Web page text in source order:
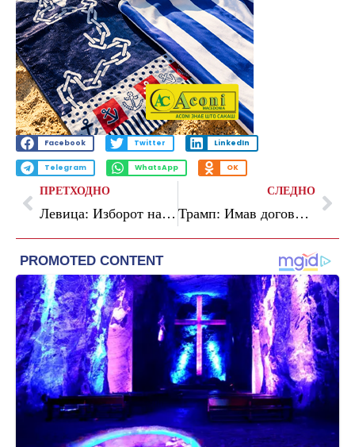
Facebook Twitter LinkedIn
Telegram WhatsApp OK
ПРЕТХОДНО
Левица: Изборот на Зајкова за член на Антикорупциска е скандалозен
СЛЕДНО
Трамп: Имав договор со Иран четири или пет пати, потоа тие се предомислија